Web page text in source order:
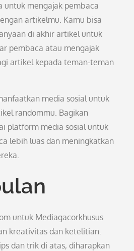
untuk mengajak pembaca
artikelmu. Kamu bisa
di akhir artikel untuk
pembaca atau mengajak
artikel kepada teman-teman
media sosial untuk
randommu. Bagikan
platform media sosial untuk
lebih luas dan meningkatkan
untuk Mediagacorkhusus
kreativitas dan ketelitian.
dan trik di atas, diharapkan